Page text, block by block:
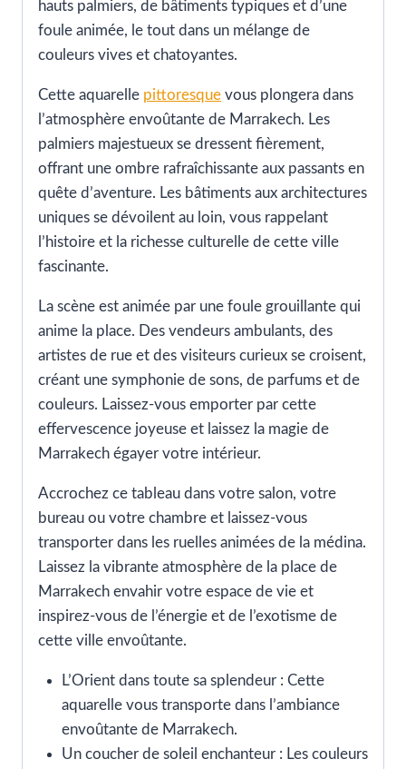
hauts palmiers, de bâtiments typiques et d’une
foule animée, le tout dans un mélange de
couleurs vives et chatoyantes.
Cette aquarelle pittoresque vous plongera dans
l’atmosphère envoûtante de Marrakech. Les
palmiers majestueux se dressent fièrement,
offrant une ombre rafraîchissante aux passants en
quête d’aventure. Les bâtiments aux architectures
uniques se dévoilent au loin, vous rappelant
l’histoire et la richesse culturelle de cette ville
fascinante.
La scène est animée par une foule grouillante qui
anime la place. Des vendeurs ambulants, des
artistes de rue et des visiteurs curieux se croisent,
créant une symphonie de sons, de parfums et de
couleurs. Laissez-vous emporter par cette
effervescence joyeuse et laissez la magie de
Marrakech égayer votre intérieur.
Accrochez ce tableau dans votre salon, votre
bureau ou votre chambre et laissez-vous
transporter dans les ruelles animées de la médina.
Laissez la vibrante atmosphère de la place de
Marrakech envahir votre espace de vie et
inspirez-vous de l’énergie et de l’exotisme de
cette ville envoûtante.
L’Orient dans toute sa splendeur : Cette
aquarelle vous transporte dans l’ambiance
envoûtante de Marrakech.
Un coucher de soleil enchanteur : Les couleurs